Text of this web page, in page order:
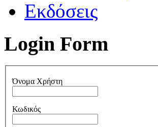
Εκδόσεις
Login Form
Όνομα Χρήστη
Κωδικός